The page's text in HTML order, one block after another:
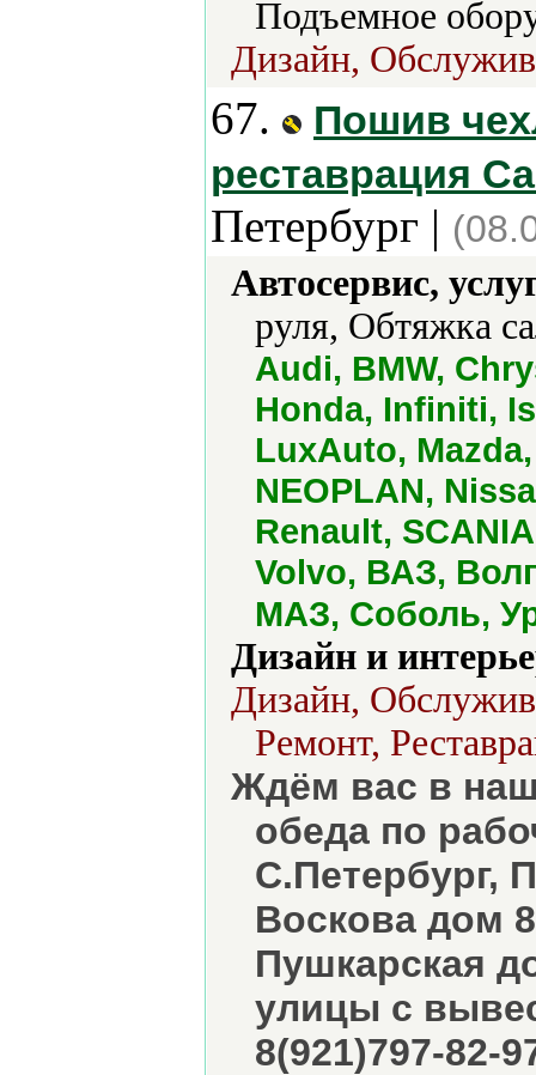
Подъемное
Дизайн,
67.
Пошив
реставрация
Петербург |
Автосервис,
руля, Обтяжка
Audi, BMW,
Honda, Infiniti,
LuxAuto,
NEOPLAN,
Renault,
Volvo, ВАЗ,
МАЗ, Соболь,
Дизайн и
Дизайн,
Ремонт,
Ждём вас в
обеда по
С.Петербург,
Воскова дом
Пушкарская
улицы с
8(921)797-82-